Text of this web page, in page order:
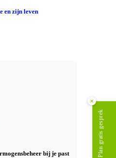
en zijn leven
bij je past
×
Plan gratis gesprek